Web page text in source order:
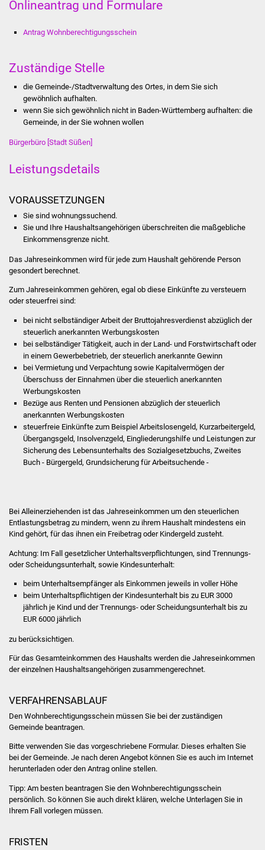
FNP / Bebauungspläne
Jubiläumsjahr 2021
Partnerstädte
Sanierung Bizethalle
Ortsentwicklung
Presse
Was erledige ich wo
Dienstleistungen
Lebenslagen
Formulare
Bürgerinfos
Schulen
Kindergärten
Kolping-Musikschule
Volkshochschule
Lokale Agenda
Kinder- und
Familienzentrum
Stadtwerke
Onlineantrag und Formulare
Antrag Wohnberechtigungsschein
Zuständige Stelle
die Gemeinde-/Stadtverwaltung des Ortes, in dem Sie sich
gewöhnlich aufhalten.
wenn Sie sich gewöhnlich nicht in Baden-Württemberg aufhalten: die
Gemeinde, in der Sie wohnen wollen
Bürgerbüro [Stadt Süßen]
Leistungsdetails
VORAUSSETZUNGEN
Sie sind wohnungssuchend.
Sie und Ihre Haushaltsangehörigen überschreiten die maßgebliche
Einkommensgrenze nicht.
Das Jahreseinkommen wird für jede zum Haushalt gehörende Person
gesondert berechnet.
Zum Jahreseinkommen gehören, egal ob diese Einkünfte zu versteuern
oder steuerfrei sind:
bei nicht selbständiger Arbeit der Bruttojahresverdienst abzüglich der
steuerlich anerkannten Werbungskosten
bei selbständiger Tätigkeit, auch in der Land- und Forstwirtschaft oder
in einem Gewerbebetrieb, der steuerlich anerkannte Gewinn
bei Vermietung und Verpachtung sowie Kapitalvermögen der
Überschuss der Einnahmen über die steuerlich anerkannten
Werbungskosten
Bezüge aus Renten und Pensionen abzüglich der steuerlich
anerkannten Werbungskosten
steuerfreie Einkünfte zum Beispiel Arbeitslosengeld, Kurzarbeitergeld,
Übergangsgeld, Insolvenzgeld, Eingliederungshilfe und Leistungen zur
Sicherung des Lebensunterhalts des Sozialgesetzbuchs, Zweites
Buch - Bürgergeld, Grundsicherung für Arbeitsuchende -
Bei Alleinerziehenden ist das Jahreseinkommen um den steuerlichen
Entlastungsbetrag zu mindern, wenn zu ihrem Haushalt mindestens ein
Kind gehört, für das ihnen ein Freibetrag oder Kindergeld zusteht.
Achtung: Im Fall gesetzlicher Unterhaltsverpflichtungen, sind Trennungs-
oder Scheidungsunterhalt, sowie Kindesunterhalt:
beim Unterhaltsempfänger als Einkommen jeweils in voller Höhe
beim Unterhaltspflichtigen der Kindesunterhalt bis zu EUR 3000
jährlich je Kind und der Trennungs- oder Scheidungsunterhalt bis zu
EUR 6000 jährlich
zu berücksichtigen.
Für das Gesamteinkommen des Haushalts werden die Jahreseinkommen
der einzelnen Haushaltsangehörigen zusammengerechnet.
VERFAHRENSABLAUF
Den Wohnberechtigungsschein müssen Sie bei der zuständigen
Gemeinde beantragen.
Bitte verwenden Sie das vorgeschriebene Formular. Dieses erhalten Sie
bei der Gemeinde. Je nach deren Angebot können Sie es auch im Internet
herunterladen oder den Antrag online stellen.
Tipp: Am besten beantragen Sie den Wohnberechtigungsschein
persönlich. So können Sie auch direkt klären, welche Unterlagen Sie in
Ihrem Fall vorlegen müssen.
FRISTEN